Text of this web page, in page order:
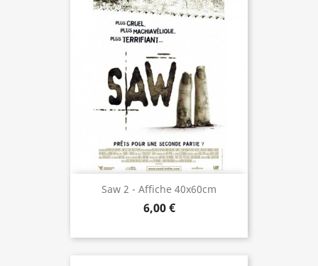
Saw 2 - Affiche 40x60cm
6,00 €